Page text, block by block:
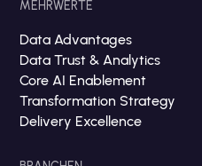
MEHRWERTE
Data Advantages
Data Trust & Analytics
Core AI Enablement
Transformation Strategy
Delivery Excellence